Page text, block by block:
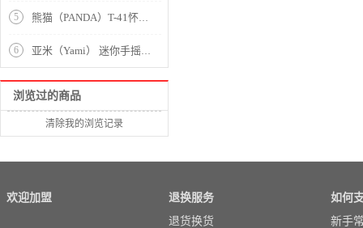
5 熊猫（PANDA）T-41怀旧复古收音机锂电池三波段木纹老年人半导体
6 亚米（Yami） 迷你手摇磨豆机 咖啡豆研磨机 家用便携手动咖啡机黑色 YM-5601
浏览过的商品
清除我的浏览记录
欢迎加盟
退换服务
退货换货
如何
新手